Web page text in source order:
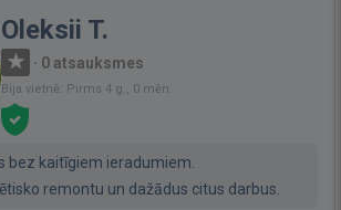
Oleksii T.
· 0 atsauksmes
Bija vietnē: Pirms 4 g., 0 mēn.
bez kaitīgiem ieradumiem.
remontu un dažādus citus darbus.